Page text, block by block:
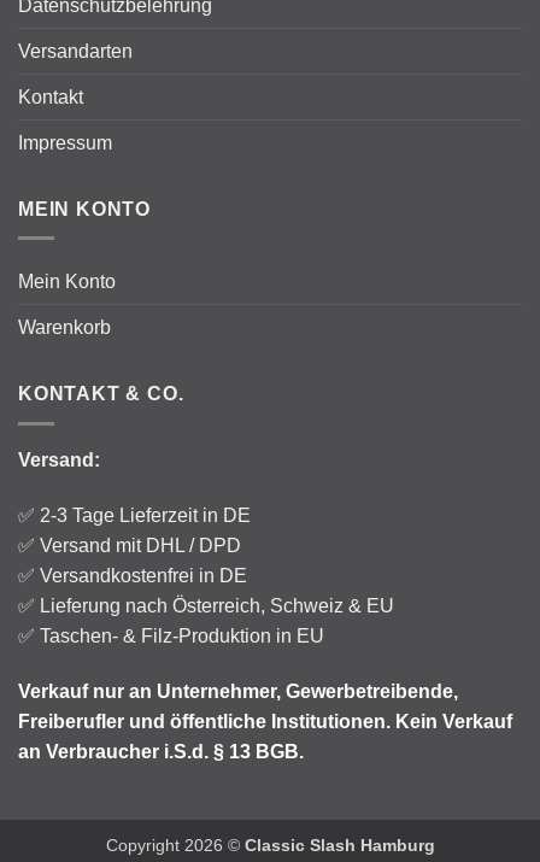
Datenschutzbelehrung
Versandarten
Kontakt
Impressum
MEIN KONTO
Mein Konto
Warenkorb
KONTAKT & CO.
Versand:
✅ 2-3 Tage Lieferzeit in DE
✅ Versand mit DHL / DPD
✅ Versandkostenfrei in DE
✅ Lieferung nach Österreich, Schweiz & EU
✅ Taschen- & Filz-Produktion in EU
Verkauf nur an Unternehmer, Gewerbetreibende,
Freiberufler und öffentliche Institutionen. Kein Verkauf
an Verbraucher i.S.d. § 13 BGB.
Copyright 2026 © Classic Slash Hamburg